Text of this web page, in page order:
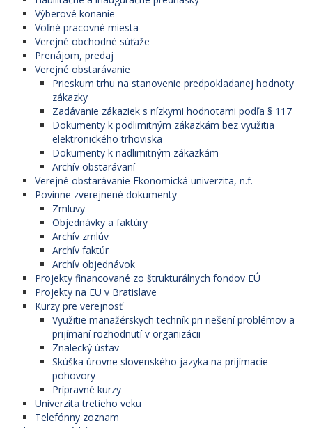
Výberové konanie
Voľné pracovné miesta
Verejné obchodné súťaže
Prenájom, predaj
Verejné obstarávanie
Prieskum trhu na stanovenie predpokladanej hodnoty
zákazky
Zadávanie zákaziek s nízkymi hodnotami podľa § 117
Dokumenty k podlimitným zákazkám bez využitia
elektronického trhoviska
Dokumenty k nadlimitným zákazkám
Archív obstarávaní
Verejné obstarávanie Ekonomická univerzita, n.f.
Povinne zverejnené dokumenty
Zmluvy
Objednávky a faktúry
Archív zmlúv
Archív faktúr
Archív objednávok
Projekty financované zo štrukturálnych fondov EÚ
Projekty na EU v Bratislave
Kurzy pre verejnosť
Využitie manažérskych techník pri riešení problémov a
prijímaní rozhodnutí v organizácii
Znalecký ústav
Skúška úrovne slovenského jazyka na prijímacie
pohovory
Prípravné kurzy
Univerzita tretieho veku
Telefónny zoznam